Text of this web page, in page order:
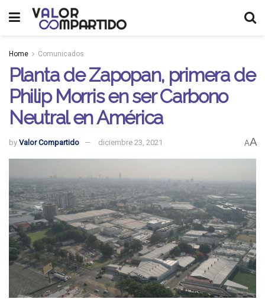
Home Comunicados
Planta de Zapopan, primera de
Philip Morris en ser Carbono
Neutral en América
by Valor Compartido diciembre 23, 2021 AA